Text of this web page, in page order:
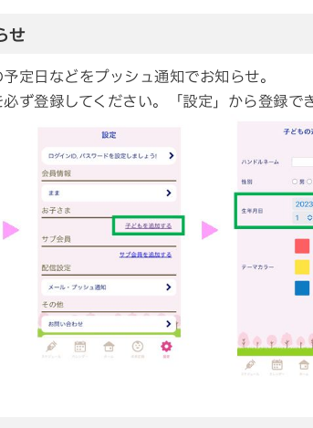
せ
定日などをプッシュ通知でお知らせ。
ず登録してください。「設定」から登録で